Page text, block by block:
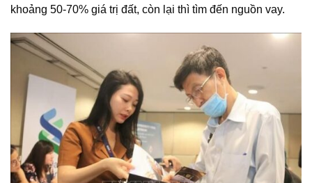
khoảng 50-70% giá trị đất, còn lại thì tìm đến nguồn vay.